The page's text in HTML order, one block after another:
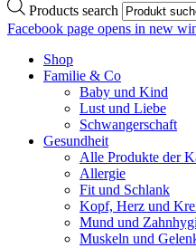
Products search
Facebook page opens in new
Shop
Familie & Co
Baby und Kind
Lust und Liebe
Schwangerschaft
Gesundheit
Alle Produkte der
Allergie
Fit und Schlank
Kopf, Herz und
Mund und
Muskeln und